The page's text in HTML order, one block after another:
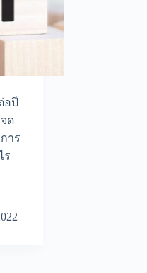
อปี
ด
าร
ร